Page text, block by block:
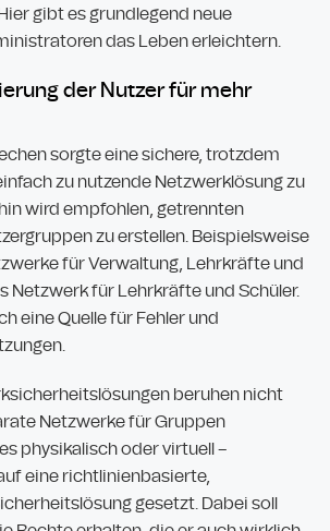
gibt es grundlegend neue
das Leben erleichtern.
der Nutzer für mehr
sorgte eine sichere, trotzdem
zu nutzende Netzwerklösung zu
wird empfohlen, getrennten
zu erstellen. Beispielsweise
für Verwaltung, Lehrkräfte und
Netzwerk für Lehrkräfte und Schüler.
eine Quelle für Fehler und
beruhen nicht
Netzwerke für Gruppen
physikalisch oder virtuell –
eine richtlinienbasierte,
gesetzt. Dabei soll